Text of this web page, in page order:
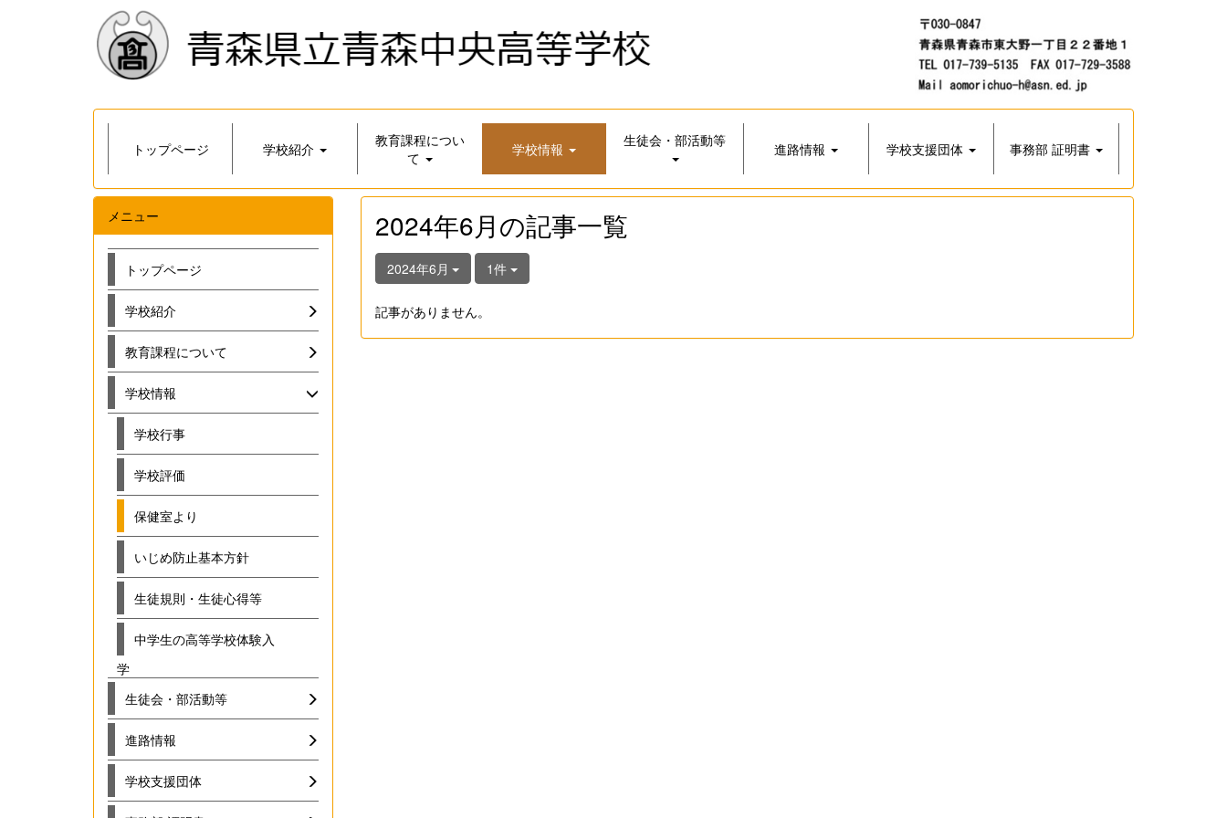
トップページ 学校紹介
教育課程につい
て
学校情報 生徒会・部活動等 進路情報 学校支援団体 事務部 証明書
2024年6月の記事一覧
2024年6月 1件
記事がありません。
メニュー
トップページ
学校紹介
教育課程について
学校情報
学校行事
学校評価
保健室より
いじめ防止基本方針
生徒規則・生徒心得等
中学生の高等学校体験入
学
生徒会・部活動等
進路情報
学校支援団体